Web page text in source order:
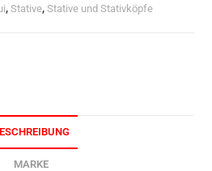
,Stative,Stative und Stativköpfe
MARKE